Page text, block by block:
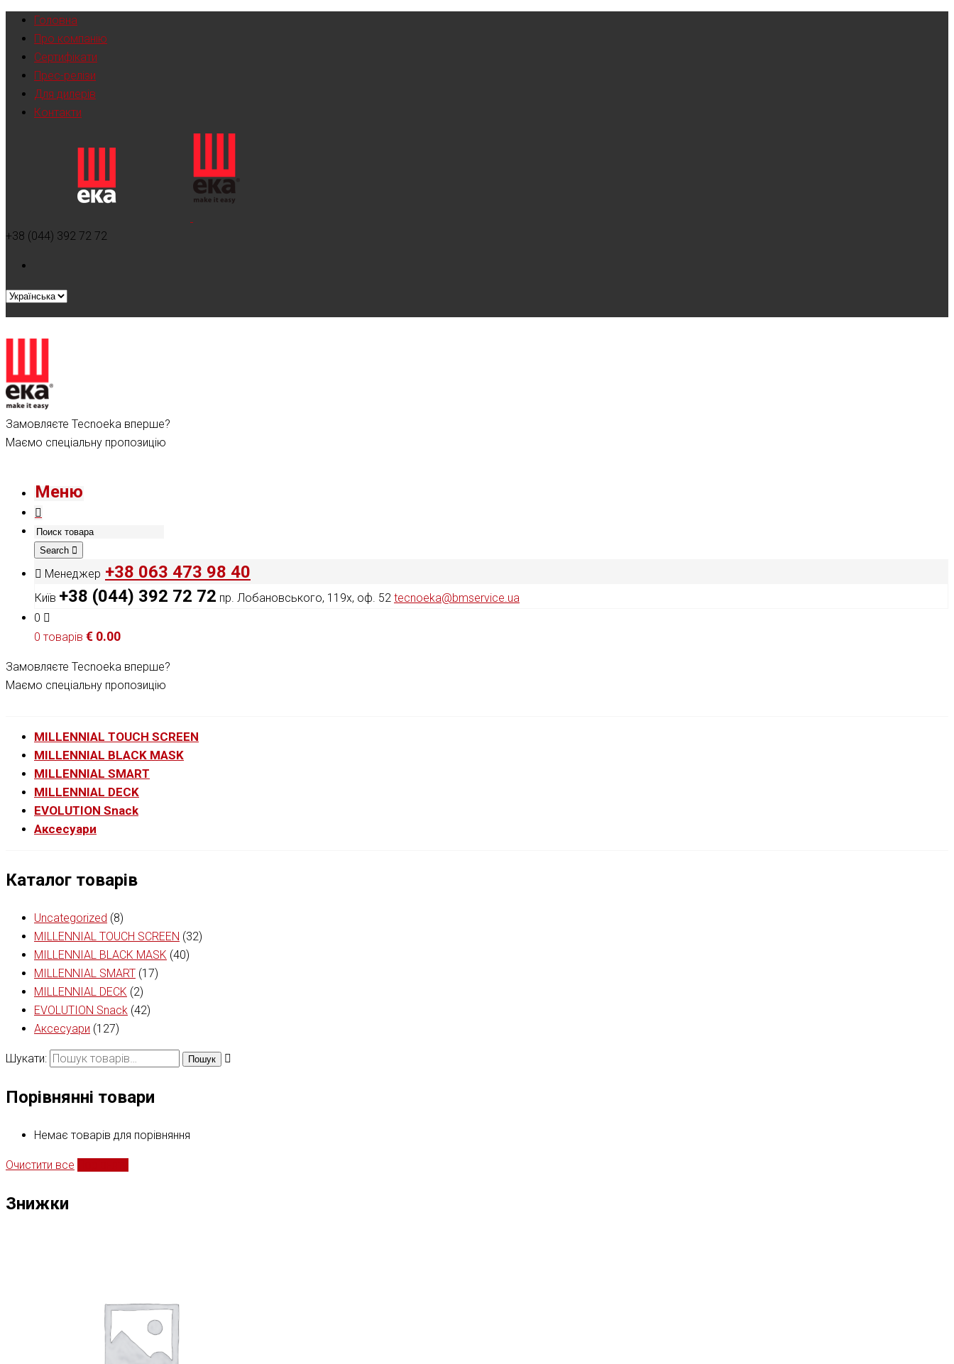
Головна
Про компанію
Сертифікати
Прес-релізи
Для дилерів
Контакти
+38 (044) 392 72 72
Замовляєте Tecnoeka вперше?
Маємо спеціальну пропозицію
Меню
Search
Менеджер +38 063 473 98 40
Київ +38 (044) 392 72 72 пр. Лобановського, 119х, оф. 52 tecnoeka@bmservice.ua
0
0 товарів € 0.00
Замовляєте Tecnoeka вперше?
Маємо спеціальну пропозицію
MILLENNIAL TOUCH SCREEN
MILLENNIAL BLACK MASK
MILLENNIAL SMART
MILLENNIAL DECK
EVOLUTION Snack
Аксесуари
Каталог товарів
Uncategorized (8)
MILLENNIAL TOUCH SCREEN (32)
MILLENNIAL BLACK MASK (40)
MILLENNIAL SMART (17)
MILLENNIAL DECK (2)
EVOLUTION Snack (42)
Аксесуари (127)
Шукати: Пошук
Порівнянні товари
Немає товарів для порівняння
Очистити все
Знижки